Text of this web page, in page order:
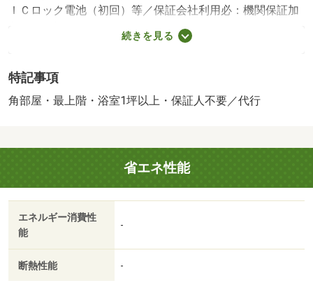
ＩＣロック電池（初回）等／保証会社利用必：機関保証加
入必須。初回保証料３５０００円、月額保証料賃料等総額
の１％＋８００円／月（その他商品あり）／［退去時費
料金はご契約前にＬＰガス事業者にご確認いただけま
す。 ルームクリーニング料金に、エアコンクリーニング
ャワー付洗面台／ＴＶインターホン／浴室乾燥機／室内洗
濯置／シューズボックス／システムキッチン／追焚機能浴
室／角住戸／温水洗浄便座／駐輪場／宅配ボックス／ＣＡ
ＴＶ／即入居可／最上階／敷金不要／対面式キッチン／照
明付／全居室洋室／ウォークインクロゼット／保証人不要
／ネット使用料不要／浴室１坪以上／ＬＤＫ１２畳以上／
栄町２丁目店（コンビニ）まで４１２ｍ／クスリのアオ
続きを見る
特記事項
角部屋・最上階・浴室1坪以上・保証人不要／代行
省エネ性能
エネルギー消費性
能
-
断熱性能 -